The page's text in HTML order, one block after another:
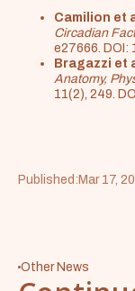
Camilion et
Circadian
e27666. DOI:
Bragazzi et
Anatomy,
11(2), 249.
Published: Mar 17,
Other News